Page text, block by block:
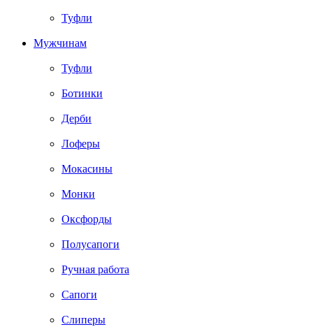
Туфли
Мужчинам
Туфли
Ботинки
Дерби
Лоферы
Мокасины
Монки
Оксфорды
Полусапоги
Ручная работа
Сапоги
Слиперы